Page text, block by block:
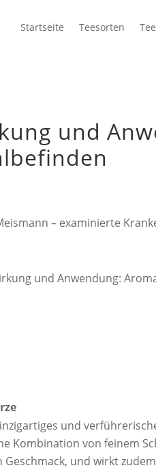
Startseite Teesorten
und
– examinierte
und Anwendung:
und
Kombination von feinem
und wirkt